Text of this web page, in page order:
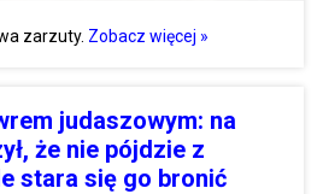
zarzuty. Zobacz więcej »
judaszowym: na
że nie pójdzie z
stara się go bronić